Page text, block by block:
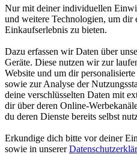
Nur mit deiner individuellen
und weitere Technologien, um dir
Einkaufserlebnis zu bieten.
Dazu erfassen wir Daten über
Geräte. Diese nutzen wir zur
Website und um dir
sowie zur Analyse der
deine verschlüsselten Daten mit
dir über deren Online-
du deren Dienste bereits selbst
Erkundige dich bitte vor deiner
sowie in unserer